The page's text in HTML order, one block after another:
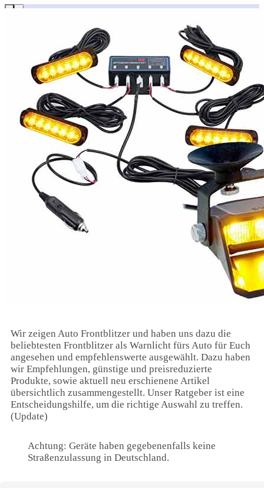
Wir zeigen Auto Frontblitzer und haben uns dazu die
beliebtesten Frontblitzer als Warnlicht fürs Auto für Euch
angesehen und empfehlenswerte ausgewählt. Dazu haben
wir Empfehlungen, günstige und preisreduzierte
Produkte, sowie aktuell neu erschienene Artikel
übersichtlich zusammengestellt. Unser Ratgeber ist eine
Entscheidungshilfe, um die richtige Auswahl zu treffen.
(Update)
Achtung: Geräte haben gegebenenfalls keine
Straßenzulassung in Deutschland.